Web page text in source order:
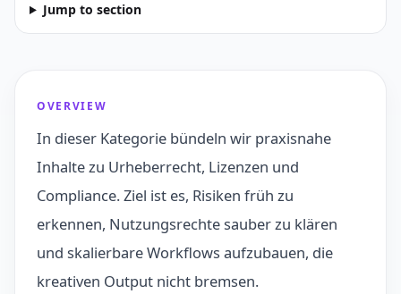
Jump to section
OVERVIEW
In dieser Kategorie bündeln wir praxisnahe
Inhalte zu Urheberrecht, Lizenzen und
Compliance. Ziel ist es, Risiken früh zu
erkennen, Nutzungsrechte sauber zu klären
und skalierbare Workflows aufzubauen, die
kreativen Output nicht bremsen.